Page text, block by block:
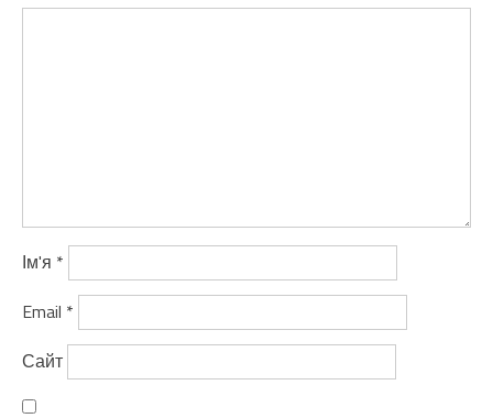
Ім'я *
Email *
Сайт